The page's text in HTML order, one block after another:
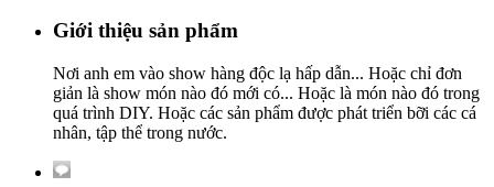
Giới thiệu sản phẩm
Nơi anh em vào show hàng độc lạ hấp dẫn... Hoặc chỉ đơn
giản là show món nào đó mới có... Hoặc là món nào đó trong
quá trình DIY. Hoặc các sản phẩm được phát triển bỡi các cá
nhân, tập thể trong nước.